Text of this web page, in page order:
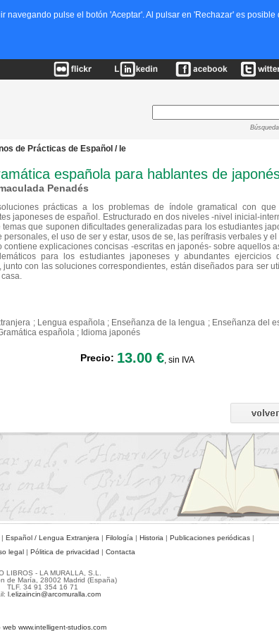
pulse el botón 'Aceptar'. Al pulsar en 'Rechazar' es
de Prácticas de Español / le
española para hablantes de
Penadés
prácticas a los problemas de índole gramatical con que
japoneses de español. Estructurado en dos niveles -nivel inicial-
que suponen dificultades generalizadas para los estudiantes
el uso de ser y estar, usos de se, las perífrasis verbales y el
contiene explicaciones concisas -escritas en japonés- sobre aquellos
para los estudiantes japoneses y abundantes ejercicios
junto con las soluciones correspondientes, están diseñados para ser
; Lengua española ; Enseñanza de la lengua ; Enseñanza del
española ; Idioma japonés
Precio: 13.00 €, sin IVA
| Español / Lengua Extranjera | Filología | Historia | Publicaciones periódicas |
legal | Pólitica de privacidad | Contacta
LIBROS - LA MURALLA, S.L.
de María, 28002 Madrid (España)
TLF. 34 91 354 16 71
l.elizaincin@arcomuralla.com
web www.intelligent-studios.com